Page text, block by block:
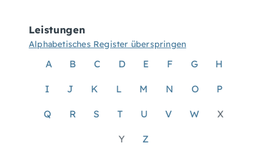
Leistungen
Alphabetisches Register überspringen
A B C D E F G H
I J K L M N O P
Q R S T U V W X
Y Z